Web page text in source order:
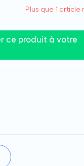
Plus que 1 article
ce produit à votre